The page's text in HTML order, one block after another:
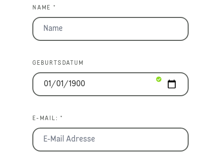
NAME *
GEBURTSDATUM
E-MAIL: *